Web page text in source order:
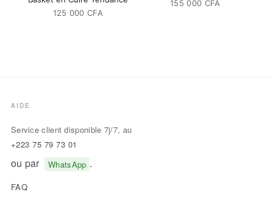
125 000 CFA
155 000 CFA
AIDE
Service client disponible 7j/7, au
+223 75 79 73 01
ou par WhatsApp .
FAQ